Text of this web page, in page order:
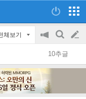
체보기
공
지
on/off
검
색
글
쓰
10추글